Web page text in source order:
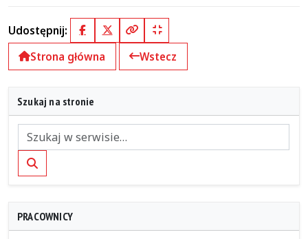
Udostępnij: FacebookX (Twitter)
Kopiuj pełny link
Kopiuj krótki link
Strona główna
Wstecz
Szukaj na stronie
Szukaj
PRACOWNICY